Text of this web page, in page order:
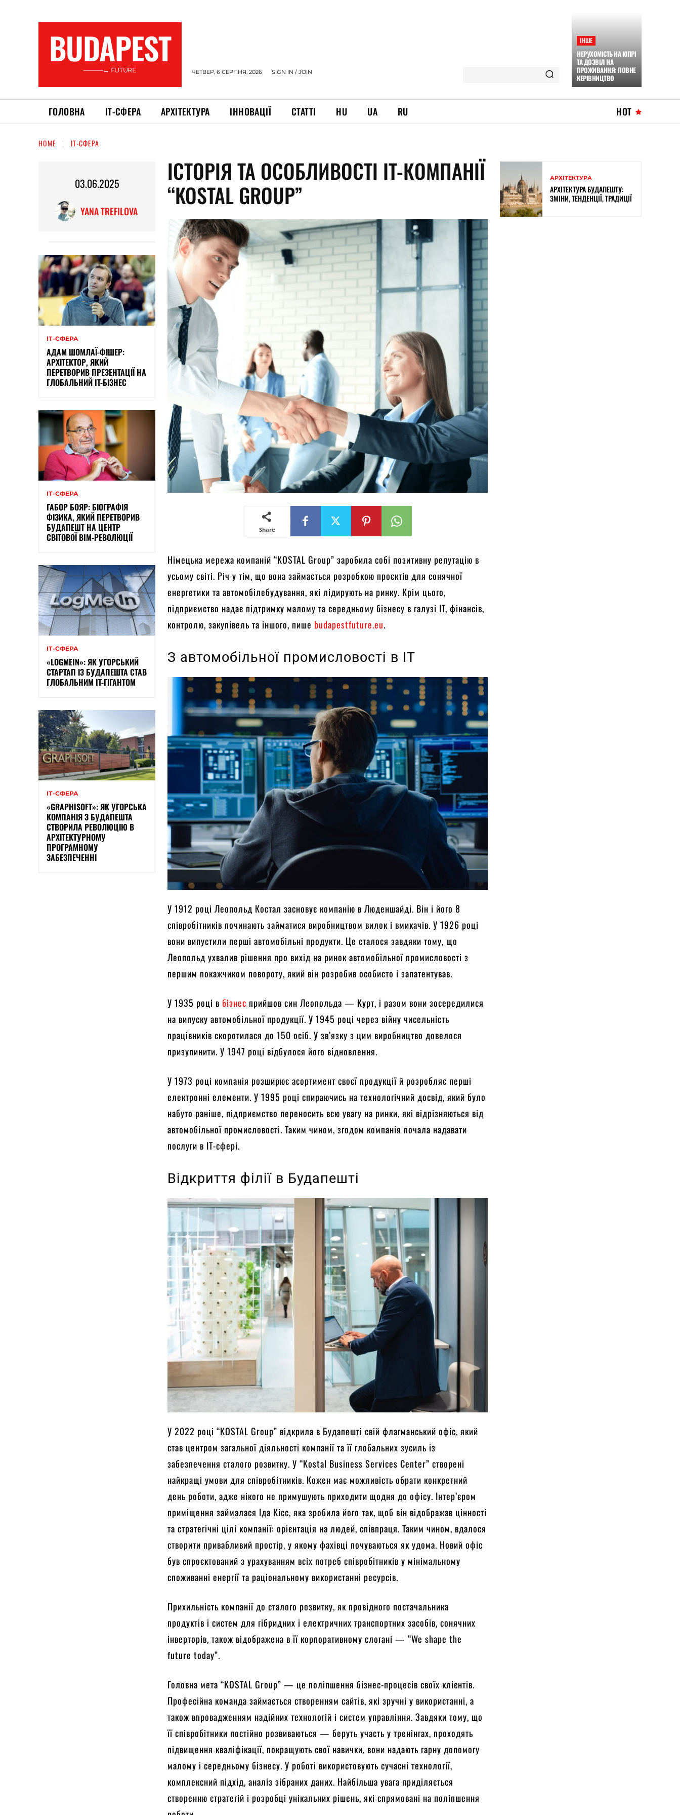
BUDAPEST
———→ FUTURE ЧЕТВЕР, 6 СЕРПНЯ, 2026 SIGN IN / JOIN
ІНШЕ
НЕРУХОМІСТЬ НА КІПРІ
ТА ДОЗВІЛ НА
ПРОЖИВАННЯ: ПОВНЕ
КЕРІВНИЦТВО
ГОЛОВНА ІТ-СФЕРА АРХІТЕКТУРА ІННОВАЦІЇ СТАТТІ HU UA RU HOT
HOME ІТ-СФЕРА
03.06.2025
YANA TREFILOVA
ІТ-СФЕРА
АДАМ ШОМЛАЇ-ФІШЕР:
АРХІТЕКТОР, ЯКИЙ
ПЕРЕТВОРИВ ПРЕЗЕНТАЦІЇ НА
ГЛОБАЛЬНИЙ IT-БІЗНЕС
ІТ-СФЕРА
ГАБОР БОЯР: БІОГРАФІЯ
ФІЗИКА, ЯКИЙ ПЕРЕТВОРИВ
БУДАПЕШТ НА ЦЕНТР
СВІТОВОЇ BIM-РЕВОЛЮЦІЇ
ІТ-СФЕРА
«LOGMEIN»: ЯК УГОРСЬКИЙ
СТАРТАП ІЗ БУДАПЕШТА СТАВ
ГЛОБАЛЬНИМ IT-ГІГАНТОМ
ІТ-СФЕРА
«GRAPHISOFT»: ЯК УГОРСЬКА
КОМПАНІЯ З БУДАПЕШТА
СТВОРИЛА РЕВОЛЮЦІЮ В
АРХІТЕКТУРНОМУ
ПРОГРАМНОМУ
ЗАБЕЗПЕЧЕННІ
ІСТОРІЯ ТА ОСОБЛИВОСТІ IT-КОМПАНІЇ
“KOSTAL GROUP”
Share
Німецька мережа компаній “KOSTAL Group” заробила собі позитивну репутацію в
усьому світі. Річ у тім, що вона займається розробкою проєктів для сонячної
енергетики та автомобілебудування, які лідирують на ринку. Крім цього,
підприємство надає підтримку малому та середньому бізнесу в галузі IT, фінансів,
контролю, закупівель та іншого, пише budapestfuture.eu.
З автомобільної промисловості в IT
У 1912 році Леопольд Костал засновує компанію в Люденшайді. Він і його 8
співробітників починають займатися виробництвом вилок і вмикачів. У 1926 році
вони випустили перші автомобільні продукти. Це сталося завдяки тому, що
Леопольд ухвалив рішення про вихід на ринок автомобільної промисловості з
першим покажчиком повороту, який він розробив особисто і запатентував.
У 1935 році в бізнес прийшов син Леопольда — Курт, і разом вони зосередилися
на випуску автомобільної продукції. У 1945 році через війну чисельність
працівників скоротилася до 150 осіб. У зв’язку з цим виробництво довелося
призупинити. У 1947 році відбулося його відновлення.
У 1973 році компанія розширює асортимент своєї продукції й розробляє перші
електронні елементи. У 1995 році спираючись на технологічний досвід, який було
набуто раніше, підприємство переносить всю увагу на ринки, які відрізняються від
автомобільної промисловості. Таким чином, згодом компанія почала надавати
послуги в IT-сфері.
Відкриття філії в Будапешті
У 2022 році “KOSTAL Group” відкрила в Будапешті свій флагманський офіс, який
став центром загальної діяльності компанії та її глобальних зусиль із
забезпечення сталого розвитку. У “Kostal Business Services Center” створені
найкращі умови для співробітників. Кожен має можливість обрати конкретний
день роботи, адже нікого не примушують приходити щодня до офісу. Інтер’єром
приміщення займалася Іда Кісс, яка зробила його так, щоб він відображав цінності
та стратегічні цілі компанії: орієнтація на людей, співпраця. Таким чином, вдалося
створити привабливий простір, у якому фахівці почуваються як удома. Новий офіс
був спроєктований з урахуванням всіх потреб співробітників у мінімальному
споживанні енергії та раціональному використанні ресурсів.
Прихильність компанії до сталого розвитку, як провідного постачальника
продуктів і систем для гібридних і електричних транспортних засобів, сонячних
інверторів, також відображена в її корпоративному слогані — “We shape the
future today”.
Головна мета “KOSTAL Group” — це поліпшення бізнес-процесів своїх клієнтів.
Професійна команда займається створенням сайтів, які зручні у використанні, а
також впровадженням надійних технологій і систем управління. Завдяки тому, що
її співробітники постійно розвиваються — беруть участь у тренінгах, проходять
підвищення кваліфікації, покращують свої навички, вони надають гарну допомогу
малому і середньому бізнесу. У роботі використовують сучасні технології,
комплексний підхід, аналіз зібраних даних. Найбільша увага приділяється
створенню стратегій і розробці унікальних рішень, які спрямовані на поліпшення
АРХІТЕКТУРА
АРХІТЕКТУРА БУДАПЕШТУ:
ЗМІНИ, ТЕНДЕНЦІЇ, ТРАДИЦІЇ